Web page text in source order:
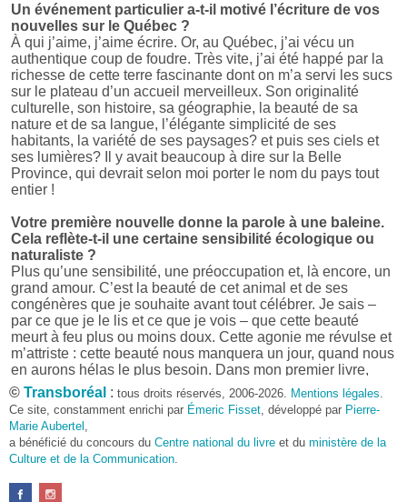
Un événement particulier a-t-il motivé l’écriture de vos
nouvelles sur le Québec ?
À qui j’aime, j’aime écrire. Or, au Québec, j’ai vécu un
authentique coup de foudre. Très vite, j’ai été happé par la
richesse de cette terre fascinante dont on m’a servi les sucs
sur le plateau d’un accueil merveilleux. Son originalité
culturelle, son histoire, sa géographie, la beauté de sa
nature et de sa langue, l’élégante simplicité de ses
habitants, la variété de ses paysages? et puis ses ciels et
ses lumières? Il y avait beaucoup à dire sur la Belle
Province, qui devrait selon moi porter le nom du pays tout
entier !
Votre première nouvelle donne la parole à une baleine.
Cela reflète-t-il une certaine sensibilité écologique ou
naturaliste ?
Plus qu’une sensibilité, une préoccupation et, là encore, un
grand amour. C’est la beauté de cet animal et de ses
congénères que je souhaite avant tout célébrer. Je sais –
par ce que je le lis et ce que je vois – que cette beauté
meurt à feu plus ou moins doux. Cette agonie me révulse et
m’attriste : cette beauté nous manquera un jour, quand nous
en aurons hélas le plus besoin. Dans mon premier livre,
j’avais pris goût à me mettre dans la peau d’une bête. Outre
l’intérêt de l’exercice littéraire, il me semble que cela peut
être un bon moyen pour transmettre certains messages.
Pourquoi avoir choisi le format des nouvelles plutôt
qu’un autre ?
D’abord parce que j’aime (décidément!) en lire !
© Transboréal : tous droits réservés, 2006-2026. Mentions légales
Ce site, constamment enrichi par Émeric Fisset , développé par Pierre-
Marie Aubertel
a bénéficié du concours du Centre national du livre et du ministère de la
Culture et de la Communication